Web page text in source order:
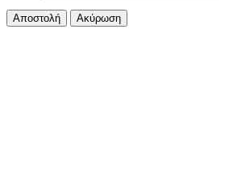
Αποστολή Ακύρωση